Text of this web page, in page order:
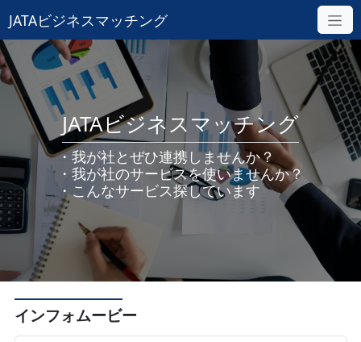
JATAビジネスマッチング
JATAビジネスマッチング
・我が社とぜひ連携しませんか？
・我が社のサービスを使いませんか？
・こんなサービス探しています
インフォムービー